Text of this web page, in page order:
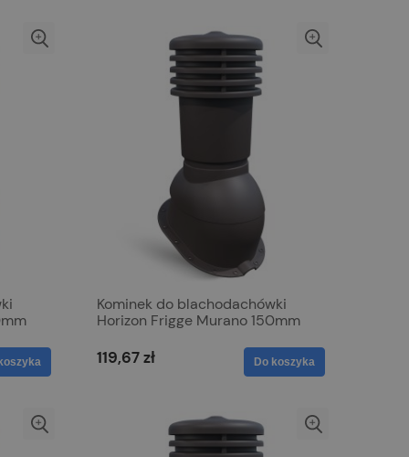
Kominek do blachodachówki
Horizon Frigge Murano 150mm
119,67 zł Do koszyka